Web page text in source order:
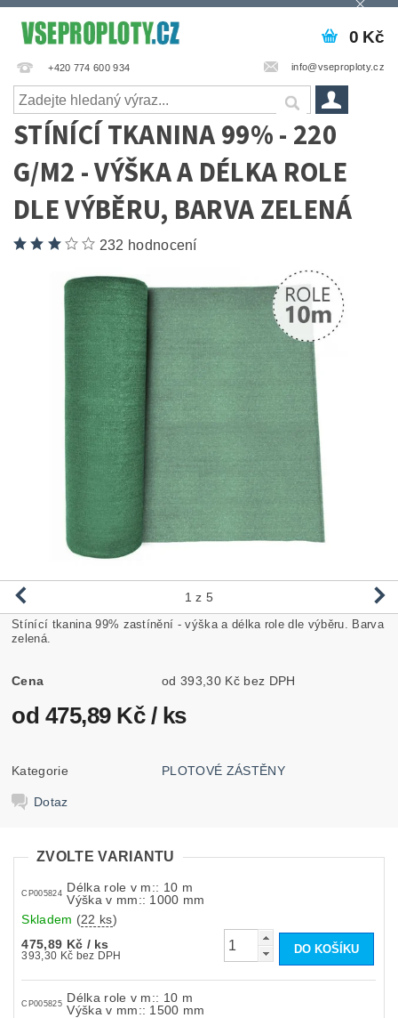
+420 774 600 934 info@vseproploty.cz
0 Kč
STÍNÍCÍ TKANINA 99% - 220
G/M2 - VÝŠKA A DÉLKA ROLE
DLE VÝBĚRU, BARVA ZELENÁ
232 hodnocení
1 z 5
Stínící tkanina 99% zastínění - výška a délka role dle výběru. Barva
zelená.
Cena od 393,30 Kč bez DPH
od 475,89 Kč / ks
Kategorie PLOTOVÉ ZÁSTĚNY
Dotaz
ZVOLTE VARIANTU
CP005824
Délka role v m:: 10 m
Výška v mm:: 1000 mm
Skladem (22 ks)
475,89 Kč / ks
393,30 Kč bez DPH
CP005825
Délka role v m:: 10 m
Výška v mm:: 1500 mm